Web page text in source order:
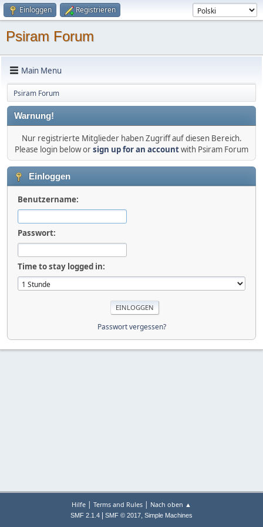
Einloggen Registrieren
Psiram Forum
Main Menu
Psiram Forum
Warnung!
Nur registrierte Mitglieder haben Zugriff auf diesen Bereich.
Please login below orsign up for an accountwith Psiram Forum
Einloggen
Benutzername:
Passwort:
Time to stay logged in:
Passwort vergessen?
Hilfe | Terms and Rules | Nach oben ▲
SMF 2.1.4 SMF © 2017, Simple Machines